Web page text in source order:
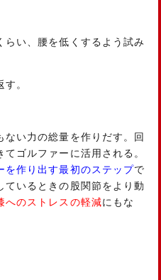
らい、腰を低くするよう試み
。
い力の総量を作りだす。回
ゴルファーに活用される。
を作り出す最初のステップで
いるときの股関節をより動
へのストレスの軽減にもな